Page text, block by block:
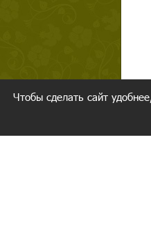
Чтобы сделать сайт